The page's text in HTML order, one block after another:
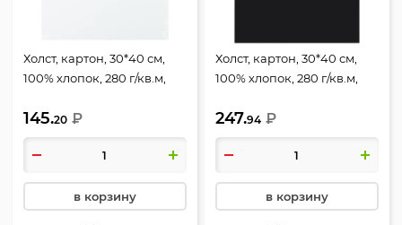
Холст, картон, 30*40 см,
100% хлопок, 280 г/кв.м,
170177
145.20 ₽
в корзину
Холст, картон, 30*40 см,
100% хлопок, 280 г/кв.м,
216263
247.94 ₽
в корзину